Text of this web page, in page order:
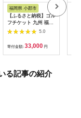
福岡県 小郡市
【ふるさと納税】ゴル
フチケット 九州 福岡
小郡カンツリー倶楽部
ギフト券 9枚 9000円
ゴルフ チケット 商品
券 ゴルフ券 スポーツ
ラウンド 券 福岡県 小
5.0
寄付金額: 33,000 円
る記事の紹介